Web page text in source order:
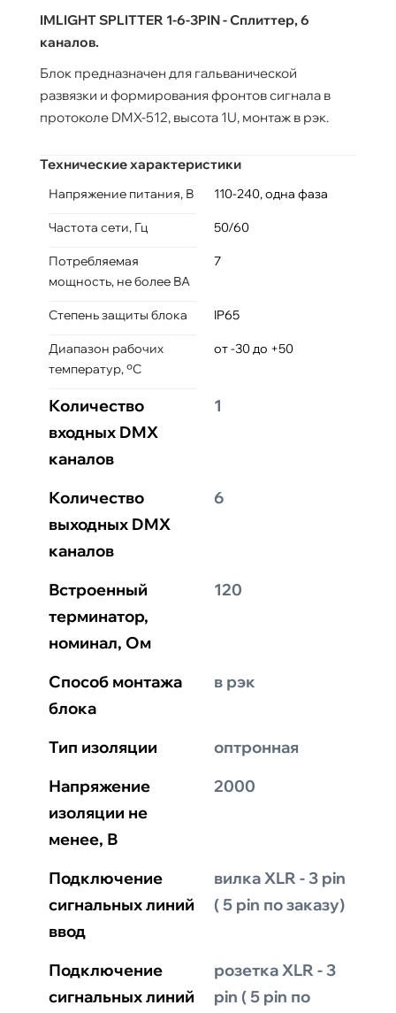
IMLIGHT SPLITTER 1-6-3PIN - Сплиттер, 6
каналов.
Блок предназначен для гальванической
развязки и формирования фронтов сигнала в
протоколе DMX-512, высота 1U, монтаж в рэк.
Технические характеристики
Напряжение питания, В 110-240, одна фаза
Частота сети, Гц 50/60
Потребляемая
мощность, не более ВА
7
Степень защиты блока IP65
Диапазон рабочих
температур, ºС
от -30 до +50
Количество
входных DMX
каналов
1
Количество
выходных DMX
каналов
6
Встроенный
терминатор,
номинал, Ом
120
Способ монтажа
блока
в рэк
Тип изоляции
оптронная
Напряжение
изоляции не
менее, В
2000
Подключение
сигнальных линий
ввод
вилка XLR - 3 pin
( 5 pin по заказу)
Подключение
сигнальных линий
розетка XLR - 3
pin ( 5 pin по